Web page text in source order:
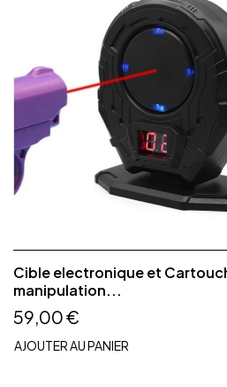
Cible electronique et
manipulation...
59,00 €
AJOUTER AU PANIER